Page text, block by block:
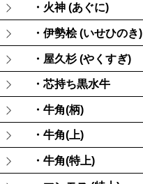
・火神 (あぐに)
・伊勢桧 (いせひのき)
・屋久杉 (やくすぎ)
・芯持ち黒水牛
・牛角(柄)
・牛角(上)
・牛角(特上)